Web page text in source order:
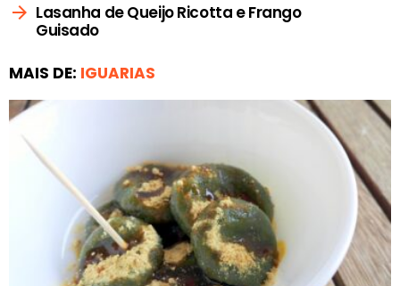
Lasanha de Queijo Ricotta e Frango
Guisado
MAIS DE: IGUARIAS